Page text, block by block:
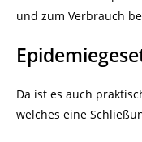
und zum Verbrauch
Da ist es auch
welches eine